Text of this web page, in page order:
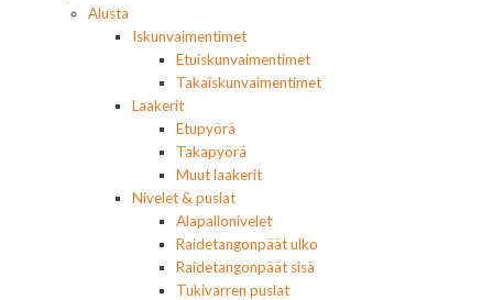
Alusta
Iskunvaimentimet
Etuiskunvaimentimet
Takaiskunvaimentimet
Laakerit
Etupyörä
Takapyörä
Muut laakerit
Nivelet & puslat
Alapallonivelet
Raidetangonpäät ulko
Raidetangonpäät sisä
Tukivarren puslat